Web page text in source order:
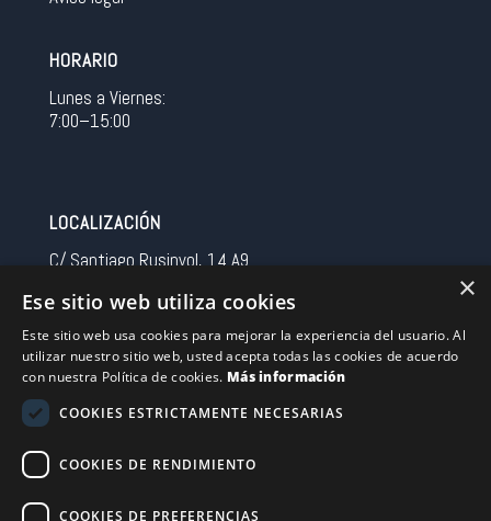
HORARIO
Lunes a Viernes:
7:00–15:00
LOCALIZACIÓN
C/ Santiago Rusinyol, 14 A9
Spain
CONTACTO
Tel 0034 93 713 37 30
sermovil@sertronic.es
Acceso intranet para representantes
×
Ese sitio web utiliza cookies
Este sitio web usa cookies para mejorar la experiencia del usuario. Al
utilizar nuestro sitio web, usted acepta todas las cookies de acuerdo
con nuestra Política de cookies. Más información
COOKIES ESTRICTAMENTE NECESARIAS
COOKIES DE RENDIMIENTO
COOKIES DE PREFERENCIAS